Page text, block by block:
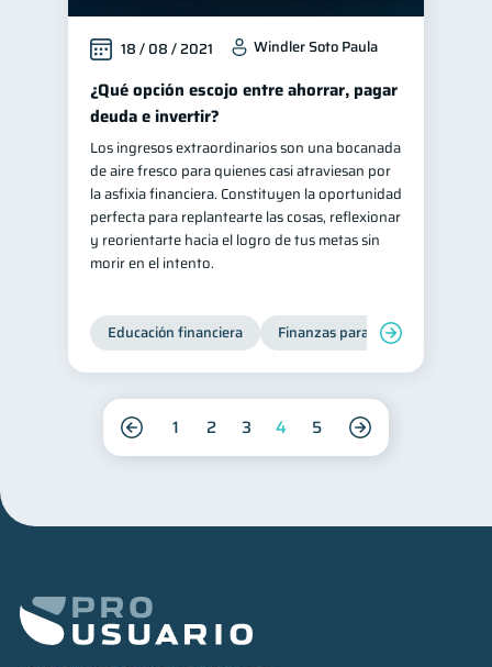
18 / 08 / 2021 Windler Soto Paula
¿Qué opción escojo entre ahorrar, pagar
deuda e invertir?
Los ingresos extraordinarios son una bocanada
de aire fresco para quienes casi atraviesan por
la asfixia financiera. Constituyen la oportunidad
perfecta para replantearte las cosas, reflexionar
y reorientarte hacia el logro de tus metas sin
morir en el intento.
Educación financiera Finanzas para jóvenes
1 2 3 4 5